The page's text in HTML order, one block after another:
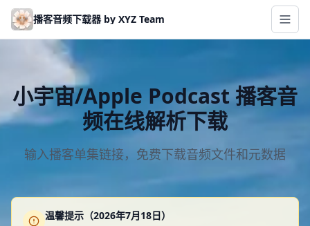
Skip to main content
播客音频下载器 by XYZ Team
小宇宙/Apple Podcast 播客音
频在线解析下载
输入播客单集链接，免费下载音频文件和元数据
温馨提示（2026年7月18日）